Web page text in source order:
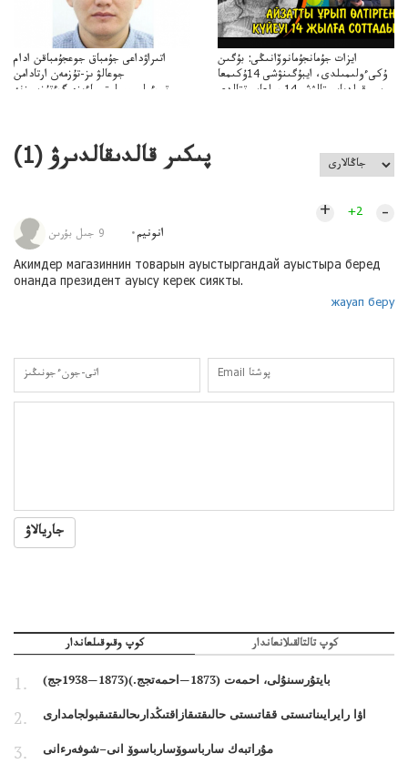
اتىراۋداعى جۇمباق جوعجۇمباقن ادام
جوعالۋ ىز-تۇزمەن ارتادامن
وتبءولىمىپوليتسياءىزەرگءتۇزسىزنە
ايزات جۇمانجۇمانوۆانىڭى: بۇگىن
ۇكىءولىمىلدى، ايبۇگىنۋشى 14ۇكىمعا
سووقىلدىايىپتالۋشى14جىلعاسوتتالدى
پىكىر قالدىقالدىرۋ (1
)
انونيم 9 جىل بۇرىن
+ +2 –
Акимдер магазиннин товарын ауыстыргандай ауыстыра беред
онанда президент ауысу керек сиякты.
жауап беру
جاريالاۋ
كوپ وقىوقىلعاندار كوپ تالتالقىلانعاندار
بايتۇرسىنۇلى، احمەت (1873—احمەتجج.)(1873—1938جج)
اۋا رايرايىناتىستى ققاتىستى حالىقتىقازاقتىڭدارىحالىقتىقبولجامدارى
مۇراتبەك سارباسوۆسارباسوۆ انى–شوفەرءانى